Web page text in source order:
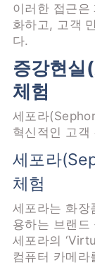
이러한 접근은
화하고, 고객
다.
증강현
체험
세포라
혁신적인 고객
세포라
체험
세포라는 화장
용하는 브랜드
세포라의
컴퓨터 카메라